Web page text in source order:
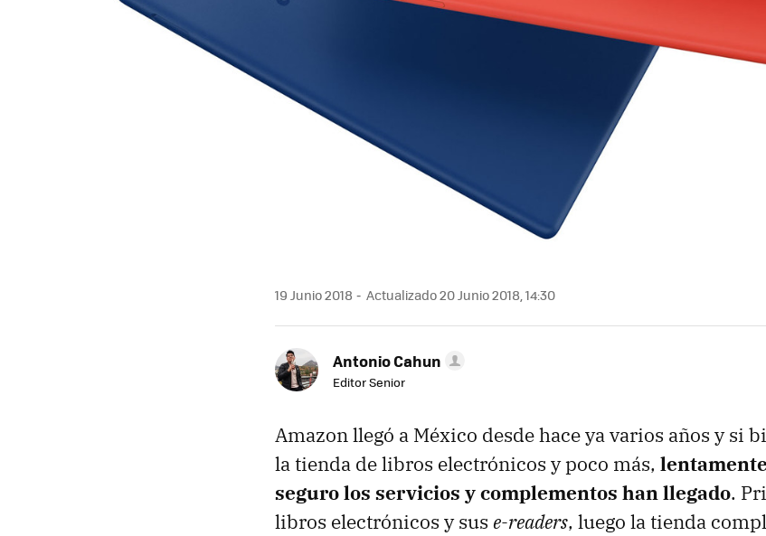
19 Junio 2018 Actualizado 20 Junio 2018, 14:30
Antonio Cahun
Editor Senior
Amazon llegó a México desde hace ya varios años y si
la tienda de libros electrónicos y poco más,
seguro los servicios y complementos han llegado.
libros electrónicos y sus e-readers, luego la tienda